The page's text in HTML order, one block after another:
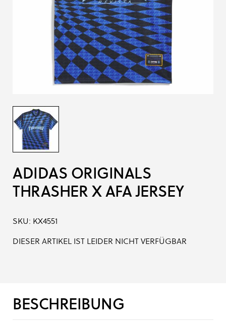
ADIDAS ORIGINALS
THRASHER X AFA JERSEY
SKU: KX4551
DIESER ARTIKEL IST LEIDER NICHT VERFÜGBAR
BESCHREIBUNG